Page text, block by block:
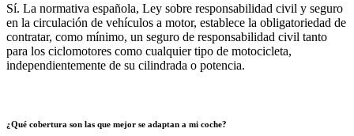
Sí. La normativa española, Ley sobre responsabilidad civil y seguro
en la circulación de vehículos a motor, establece la obligatoriedad de
contratar, como mínimo, un seguro de responsabilidad civil tanto
para los ciclomotores como cualquier tipo de motocicleta,
independientemente de su cilindrada o potencia.
¿Qué cobertura son las que mejor se adaptan a mi coche?